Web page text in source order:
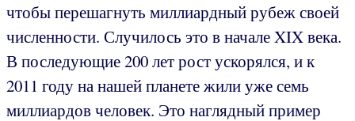
чтобы перешагнуть миллиардный рубеж своей
численности. Случилось это в начале XIX века.
В последующие 200 лет рост ускорялся, и к
2011 году на нашей планете жили уже семь
миллиардов человек. Это наглядный пример